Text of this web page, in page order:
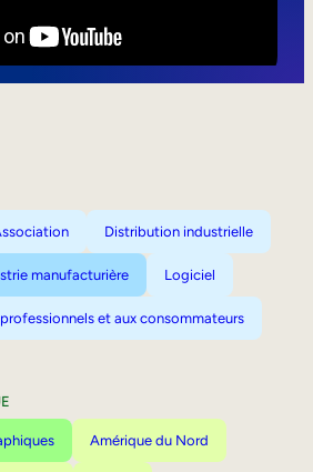
Distribution industrielle
manufacturière Logiciel
et aux consommateurs
Amérique du Nord